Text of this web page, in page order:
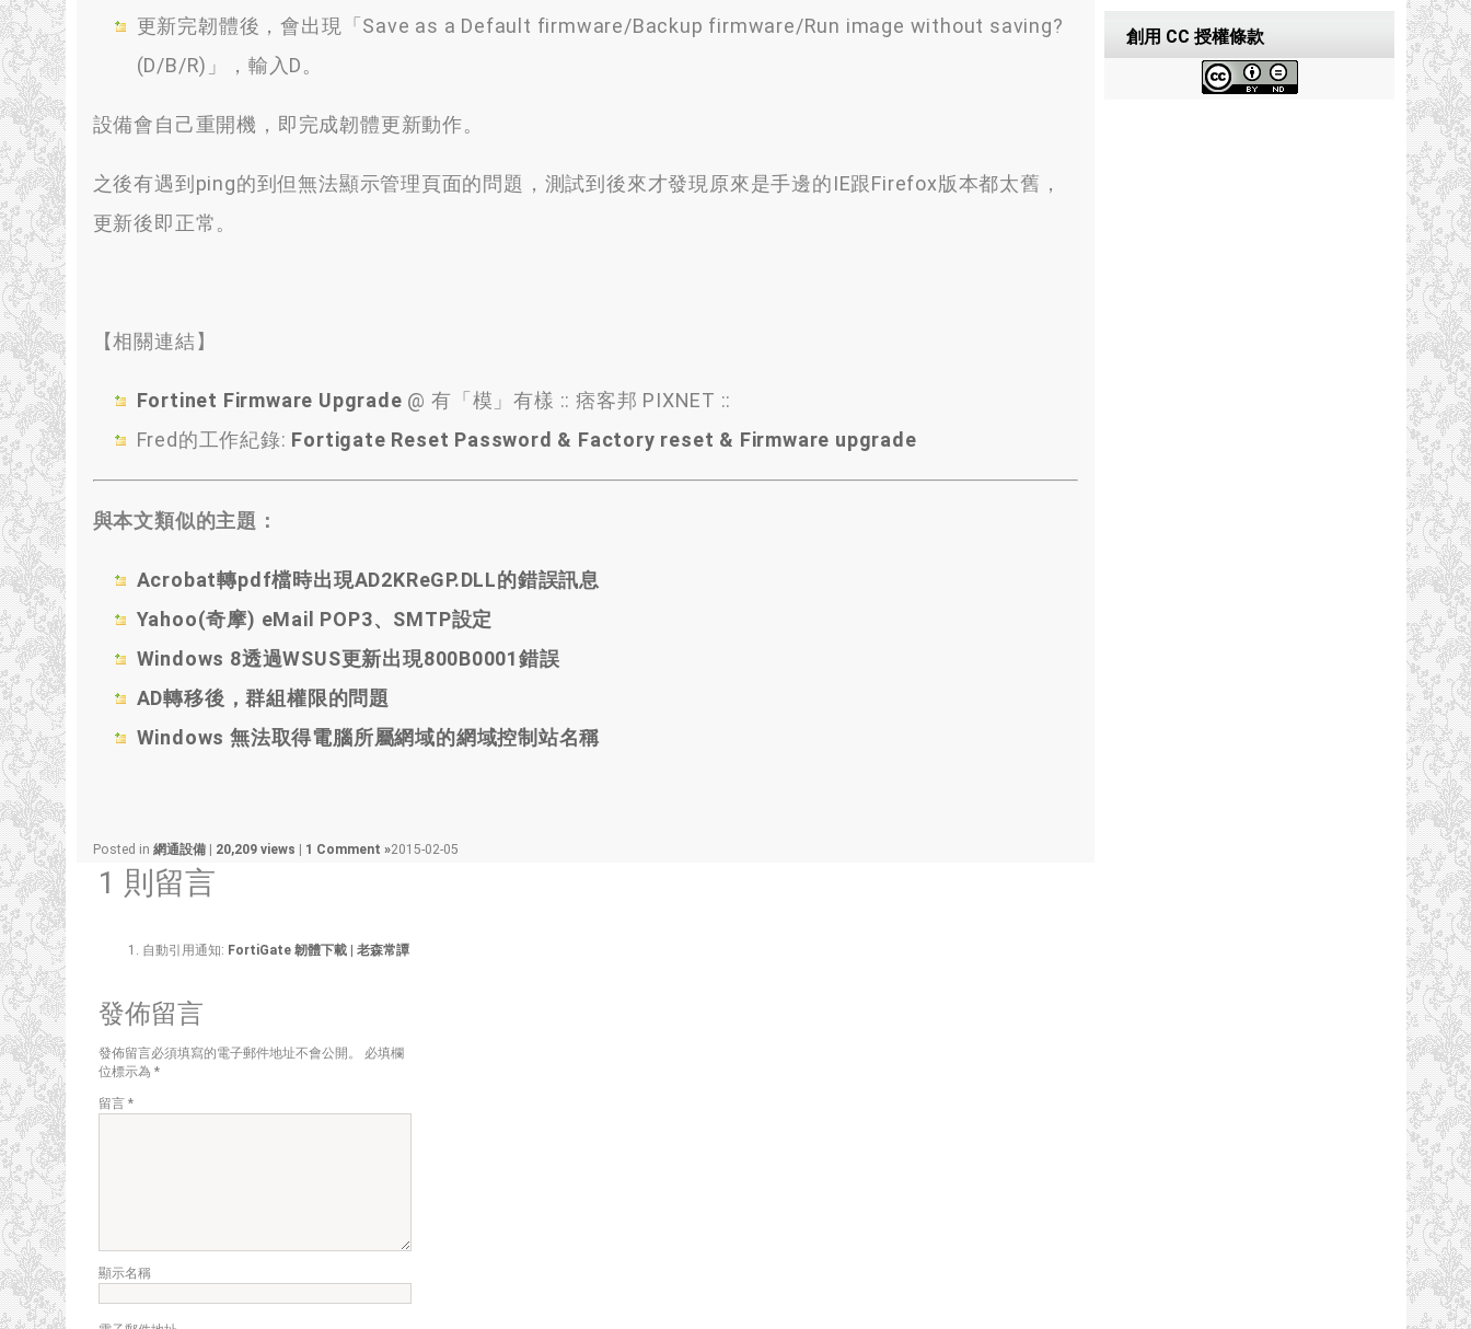
更新完韌體後，會出現「Save as a Default firmware/Backup firmware/Run image without saving?
(D/B/R)」，輸入D。
設備會自己重開機，即完成韌體更新動作。
之後有遇到ping的到但無法顯示管理頁面的問題，測試到後來才發現原來是手邊的IE跟Firefox版本都太舊，
更新後即正常。
【相關連結】
Fortinet Firmware Upgrade @ 有「模」有樣 :: 痞客邦 PIXNET ::
Fred的工作紀錄: Fortigate Reset Password & Factory reset & Firmware upgrade
與本文類似的主題：
Acrobat轉pdf檔時出現AD2KReGP.DLL的錯誤訊息
Yahoo(奇摩) eMail POP3、SMTP設定
Windows 8透過WSUS更新出現800B0001錯誤
AD轉移後，群組權限的問題
Windows 無法取得電腦所屬網域的網域控制站名稱
Posted in 網通設備 20,209 views 1 Comment »2015-02-05
1 則留言
自動引用通知: FortiGate 韌體下載 | 老森常譚
發佈留言
發佈留言必須填寫的電子郵件地址不會公開。
必填欄
位標示為 *
留言 *
顯示名稱
創用 CC 授權條款